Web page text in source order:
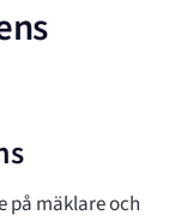
på mäklare och